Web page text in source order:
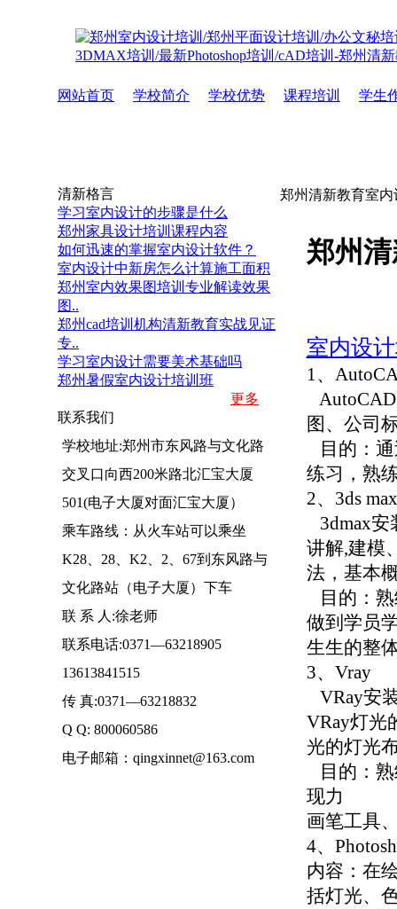
网站首页 学校简介 学校优势 课程培训 学生
清新格言
学习室内设计的步骤是什么
郑州家具设计培训课程内容
如何迅速的掌握室内设计软件？
室内设计中新房怎么计算施工面积
郑州室内效果图培训专业解读效果
图..
郑州cad培训机构清新教育实战见证
专..
学习室内设计需要美术基础吗
郑州暑假室内设计培训班
更多
联系我们
学校地址:郑州市东风路与文化路
交叉口向西200米路北汇宝大厦
501(电子大厦对面汇宝大厦）
乘车路线：从火车站可以乘坐
K28、28、K2、2、67到东风路与
文化路站（电子大厦）下车
联 系 人:徐老师
联系电话:0371—63218905
13613841515
传 真:0371—63218832
Q Q: 800060586
电子邮箱：qingxinnet@163.com
郑州清新教育室
郑州
室内设
1、
图、公司
目的：通
练习，熟
2、3ds max
3dmax安
讲解,建模
法，基本
目的：熟
做到学员
生生的整
3、Vray
VRay安
VRay灯光
光的灯光
目的：熟
现力
画笔工具
4、
内容：在
括灯光、